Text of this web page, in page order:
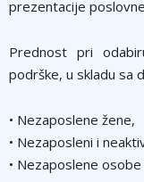
prezentacije
Prednost pri
podrške, u skladu sa
• Nezaposlene žene,
• Nezaposleni i
• Nezaposlene